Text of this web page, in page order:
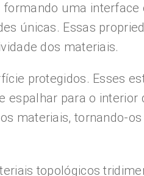
uma
únicas. Essas
dos materiais.
protegidos. Esses
para o interior
materiais, tornando-
topológicos